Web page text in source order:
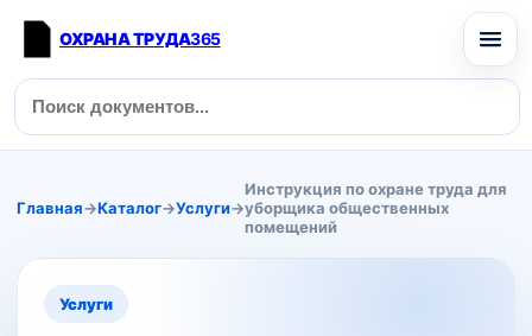
ОХРАНА ТРУДА365
Главная→Каталог→Услуги→
Инструкция по охране труда для
уборщика общественных
помещений
Услуги